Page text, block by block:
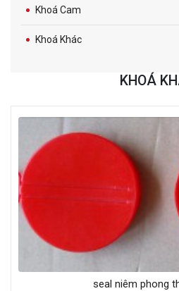
Khoá Cam
Khoá Khác
KHOÁ
seal niêm phong